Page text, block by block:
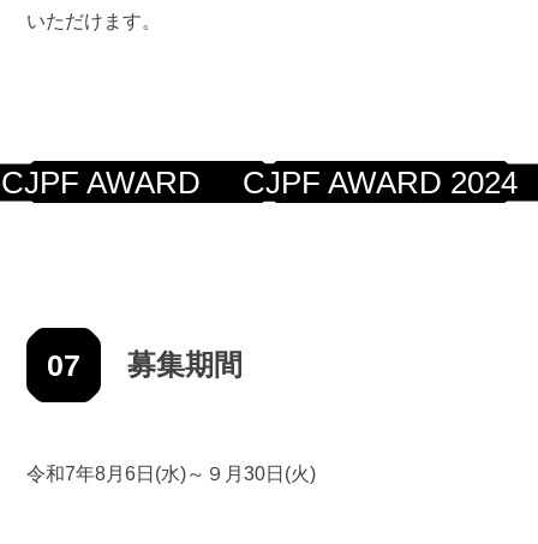
いただけます。
CJPF AWARD 2025CJPF AWARD 2024
07 募集期間
令和7年8月6日(水)～９月30日(火)